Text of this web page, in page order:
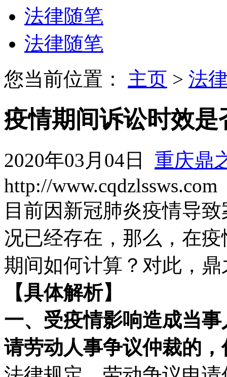
法律随笔
法律随笔
您当前位置： 主页 > 法
疫情期间诉讼时效是
2020年03月04日 重庆鼎
http://www.cqdzlssws.com
目前因新冠肺炎疫情导
况已经存在，那么，在
期间如何计算？对此，
【具体解析】
一、 受疫情影响造成当
请劳动人事争议仲裁的